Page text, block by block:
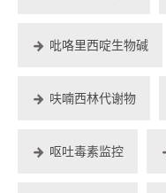
吡咯里西啶生物碱
呋喃西林代谢物
呕吐毒素监控